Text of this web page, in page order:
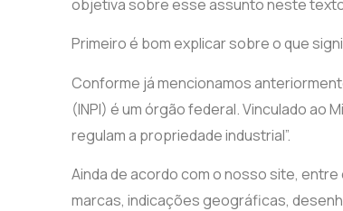
objetiva sobre esse assunto neste
Primeiro é bom explicar sobre o que
Conforme já mencionamos
(INPI) é um órgão federal. Vinculado ao
regulam a propriedade industrial”.
Ainda de acordo com o nosso site,
marcas, indicações geográficas,